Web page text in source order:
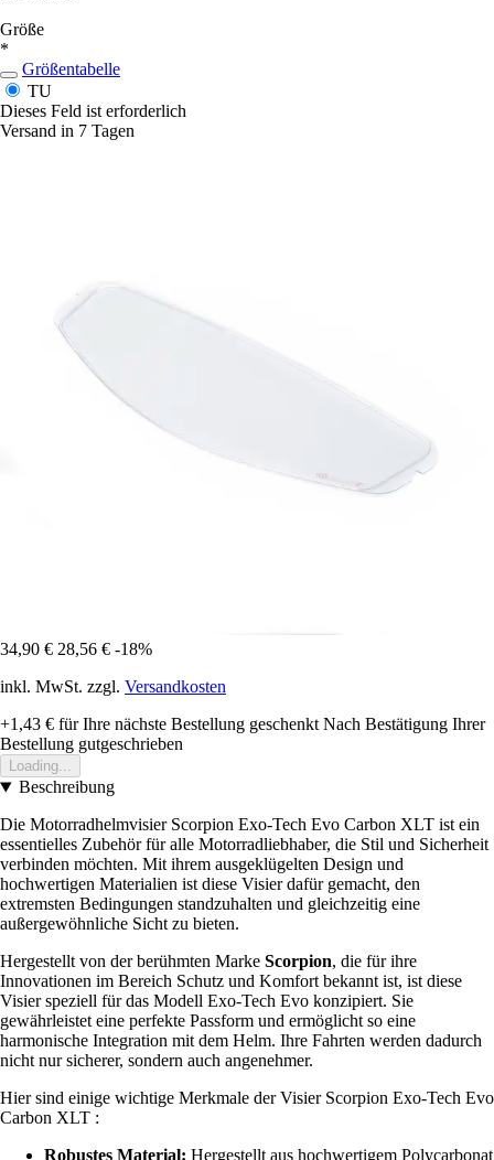
Größe
*
Größentabelle
TU
Dieses Feld ist erforderlich
Versand in 7 Tagen
34,90 € 28,56 € -18%
inkl. MwSt. zzgl. Versandkosten
+1,43 € für Ihre nächste Bestellung geschenkt Nach Bestätigung Ihrer
Bestellung gutgeschrieben
Loading...
Beschreibung
Die Motorradhelmvisier Scorpion Exo-Tech Evo Carbon XLT ist ein
essentielles Zubehör für alle Motorradliebhaber, die Stil und Sicherheit
verbinden möchten. Mit ihrem ausgeklügelten Design und
hochwertigen Materialien ist diese Visier dafür gemacht, den
extremsten Bedingungen standzuhalten und gleichzeitig eine
außergewöhnliche Sicht zu bieten.
Hergestellt von der berühmten Marke Scorpion, die für ihre
Innovationen im Bereich Schutz und Komfort bekannt ist, ist diese
Visier speziell für das Modell Exo-Tech Evo konzipiert. Sie
gewährleistet eine perfekte Passform und ermöglicht so eine
harmonische Integration mit dem Helm. Ihre Fahrten werden dadurch
nicht nur sicherer, sondern auch angenehmer.
Hier sind einige wichtige Merkmale der Visier Scorpion Exo-Tech Evo
Carbon XLT :
Robustes Material: Hergestellt aus hochwertigem Polycarbonat